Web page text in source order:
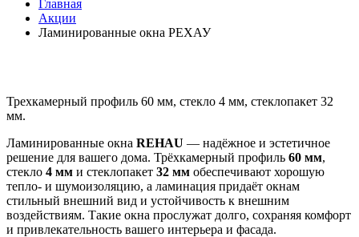
Главная
Акции
Ламинированные окна РЕХАУ
Трехкамерный профиль 60 мм, стекло 4 мм, стеклопакет 32
мм.
Ламинированные окна REHAU — надёжное и эстетичное
решение для вашего дома. Трёхкамерный профиль 60 мм,
стекло 4 мм и стеклопакет 32 мм обеспечивают хорошую
тепло- и шумоизоляцию, а ламинация придаёт окнам
стильный внешний вид и устойчивость к внешним
воздействиям. Такие окна прослужат долго, сохраняя комфорт
и привлекательность вашего интерьера и фасада.